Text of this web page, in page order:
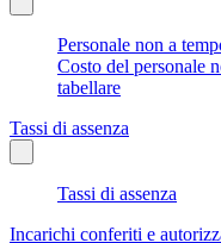
Personale non a
Costo del personale
tabellare
Tassi di assenza
Tassi di assenza
Incarichi conferiti e